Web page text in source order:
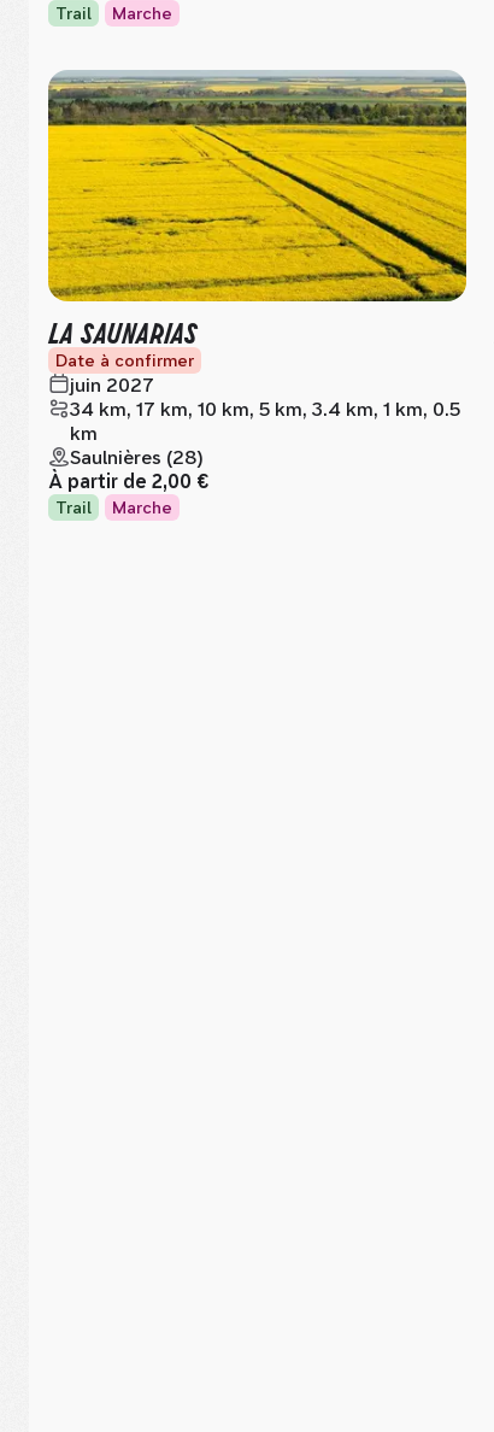
Trail Marche
LA SAUNARIAS
Date à confirmer
juin 2027
34 km, 17 km, 10 km, 5 km, 3.4 km, 1 km, 0.5
km
Saulnières (28)
À partir de 2,00 €
Trail Marche